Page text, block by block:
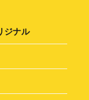
ジナル